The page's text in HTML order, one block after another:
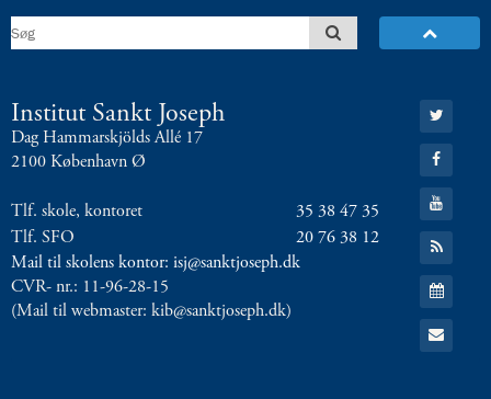
Department
indlæg:
Diskofest
på
den
13/3
2020
AFLYST Forrige
indlæg:
Institut Sankt Joseph
Dag Hammarskjölds Allé 17
2100 København Ø
Tlf. skole, kontoret
35 38 47 35
Tlf. SFO
20 76 38 12
Mail til skolens kontor: isj@sanktjoseph.dk
CVR- nr.: 11-96-28-15
(Mail til webmaster: kib@sanktjoseph.dk)
Gå
til:
Twitter
Gå
til:
Facebook
Gå
til:
YouTube
Gå
til:
RSS
feed
Gå
til:
Kalender
Gå
til: